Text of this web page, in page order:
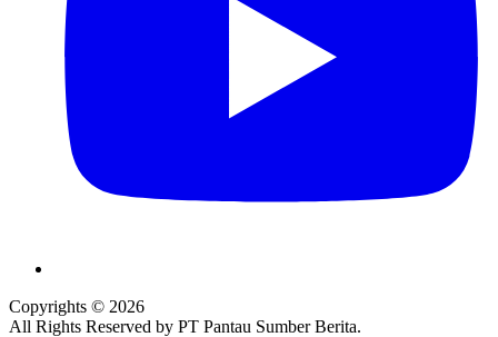
Copyrights © 2026
All Rights Reserved by PT Pantau Sumber Berita.